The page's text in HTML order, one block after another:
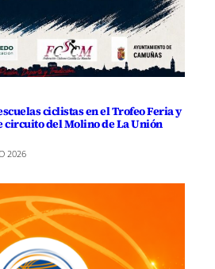
ciclistas en el Trofeo Feria y
circuito del Molino de La Unión
2026